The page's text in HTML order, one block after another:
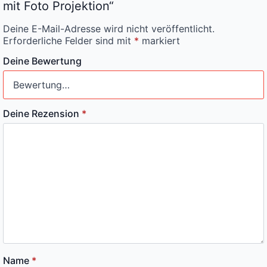
mit Foto Projektion“
Deine E-Mail-Adresse wird nicht veröffentlicht.
Erforderliche Felder sind mit * markiert
Deine Bewertung
Deine Rezension *
Name *